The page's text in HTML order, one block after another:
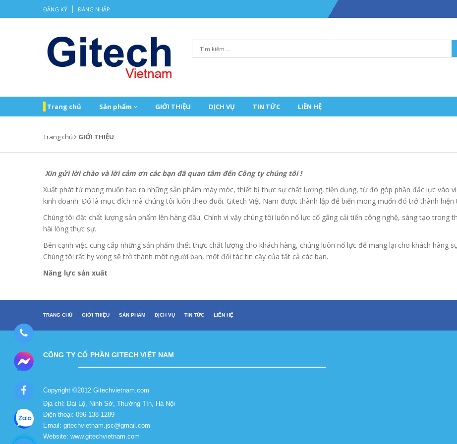
ĐĂNG KÝ ĐĂNG NHẬP
Trang chủ Sản phẩm GIỚI THIỆU DỊCH VỤ TIN TỨC LIÊN HỆ
Trang chủ GIỚI THIỆU
Xin gửi lời chào và lời cảm ơn các bạn đã quan tâm đến Công ty chúng tôi !
Xuất phát từ mong muốn tạo ra những sản phẩm máy móc, thiết bị thực sự chất lượng, tiện dụng, từ đó góp phần đắc lực vào
kinh doanh. Đó là mục đích mà chúng tôi luôn theo đuổi. Gitech Việt Nam được thành lập để biến mong muốn đó trở thành hiện
Chúng tôi đặt chất lượng sản phẩm lên hàng đầu. Chính vì vậy chúng tôi luôn nổ lực cố gắng cải tiến công nghệ, sáng tạo trong
hài lòng thực sự.
Bên cạnh việc cung cấp những sản phẩm thiết thực chất lượng cho khách hàng, chúng luôn nổ lực để mang lại cho khách hàng
Chúng tôi rất hy vọng sẽ trở thành môt người bạn, một đối tác tin cậy của tất cả các bạn.
Năng lực sản xuất
TRANG CHỦ GIỚI THIỆU SẢN PHẨM DỊCH VỤ TIN TỨC LIÊN HỆ
CÔNG TY CỔ PHẦN GITECH VIỆT NAM
Copyright ©2012 Gitechvietnam.com
Địa chỉ: Đại Lộ, Ninh Sở, Thường Tín, Hà Nội
Điện thoại: 096 138 1289
Email: gitechvietnam.jsc@gmail.com
Website: www.gitechvietnam.com